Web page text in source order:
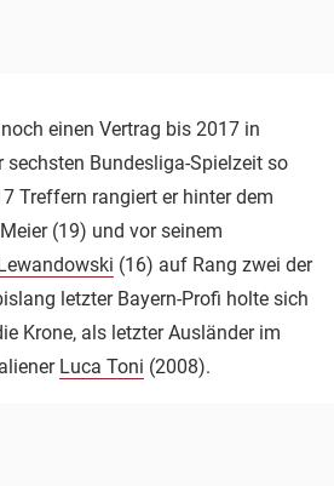
einen Vertrag bis 2017 in
sechsten Bundesliga-Spielzeit so
Treffern rangiert er hinter dem
(19) und vor seinem
(16) auf Rang zwei der
letzter Bayern-Profi holte sich
Krone, als letzter Ausländer im
Luca Toni (2008).